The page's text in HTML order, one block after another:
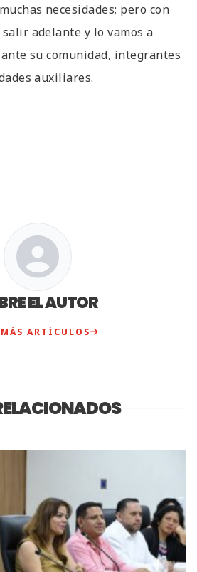
necesidades; pero con
adelante y lo vamos a
su comunidad, integrantes
auxiliares.
EL AUTOR
ARTÍCULOS